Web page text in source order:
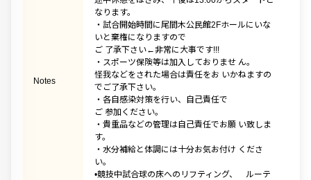
Notes
なります。
・試合開始時間に尾間木公民館2Fホールにいな
いと棄権になりますので
ご 了承下さい←非常に大事です!!!
・スポーツ保険等は加入しておりませ ん。
怪我などをされた場合は責任をお いかねますの
でご了承下さい。
・各自感染対策を行い、自己責任で
ご 参加ください。
・貴重品などの管理は自己責任でお願 い致しま
す。
・水分補給と体調には十分お気お付け くださ
い。
•競技中試合球の床へのリフティング、 ルーテ